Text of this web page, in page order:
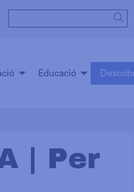
Educació
| Per